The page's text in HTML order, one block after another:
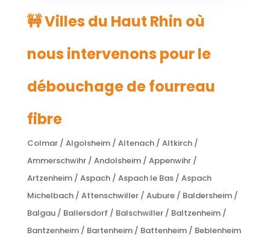
🚧 Villes du Haut Rhin où
nous intervenons pour le
débouchage de fourreau
fibre
Colmar / Algolsheim / Altenach / Altkirch /
Ammerschwihr / Andolsheim / Appenwihr /
Artzenheim / Aspach / Aspach le Bas / Aspach
Michelbach / Attenschwiller / Aubure / Baldersheim /
Balgau / Ballersdorf / Balschwiller / Baltzenheim /
Bantzenheim / Bartenheim / Battenheim / Beblenheim